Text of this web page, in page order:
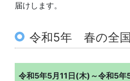
届けします。
令和5年 春の全
令和5年5月11日(木)～令和5